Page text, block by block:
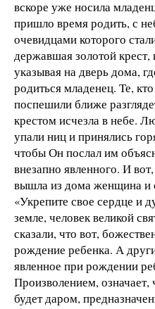
вскоре уже носила
пришло время родить, с
очевидцами которого
державшая золотой крест,
указывая на дверь дома,
родиться младенец. Те,
поспешили ближе
крестом исчезла в небе.
упали ниц и принялись
чтобы Он послал им
внезапно явленного. И
вышла из дома женщина и
«Укрепите свое сердце и
земле, человек великой
сказали, что вот,
рождение ребенка. А
явленное при рождении
Произволением, означает,
будет даром,